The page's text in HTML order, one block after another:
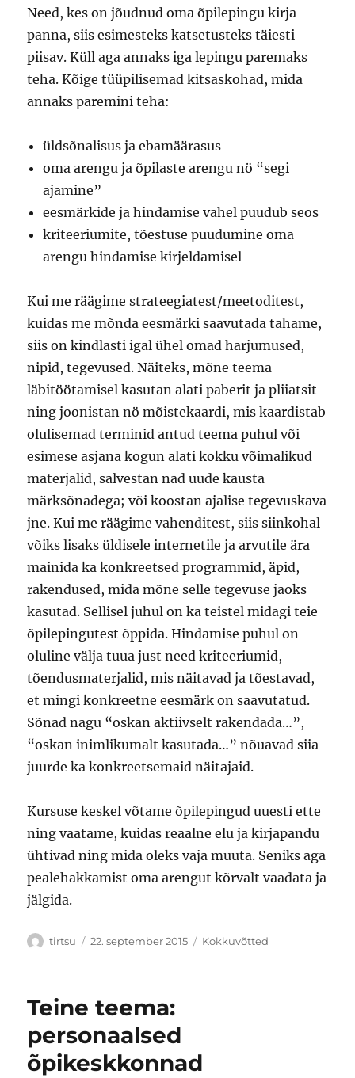
Need, kes on jõudnud oma õpilepingu kirja
panna, siis esimesteks katsetusteks täiesti
piisav. Küll aga annaks iga lepingu paremaks
teha. Kõige tüüpilisemad kitsaskohad, mida
annaks paremini teha:
üldsõnalisus ja ebamäärasus
oma arengu ja õpilaste arengu nö “segi
ajamine”
eesmärkide ja hindamise vahel puudub seos
kriteeriumite, tõestuse puudumine oma
arengu hindamise kirjeldamisel
Kui me räägime strateegiatest/meetoditest,
kuidas me mõnda eesmärki saavutada tahame,
siis on kindlasti igal ühel omad harjumused,
nipid, tegevused. Näiteks, mõne teema
läbitöötamisel kasutan alati paberit ja pliiatsit
ning joonistan nö mõistekaardi, mis kaardistab
olulisemad terminid antud teema puhul või
esimese asjana kogun alati kokku võimalikud
materjalid, salvestan nad uude kausta
märksõnadega; või koostan ajalise tegevuskava
jne. Kui me räägime vahenditest, siis siinkohal
võiks lisaks üldisele internetile ja arvutile ära
mainida ka konkreetsed programmid, äpid,
rakendused, mida mõne selle tegevuse jaoks
kasutad. Sellisel juhul on ka teistel midagi teie
õpilepingutest õppida. Hindamise puhul on
oluline välja tuua just need kriteeriumid,
tõendusmaterjalid, mis näitavad ja tõestavad,
et mingi konkreetne eesmärk on saavutatud.
Sõnad nagu “oskan aktiivselt rakendada…”,
“oskan inimlikumalt kasutada…” nõuavad siia
juurde ka konkreetsemaid näitajaid.
Kursuse keskel võtame õpilepingud uuesti ette
ning vaatame, kuidas reaalne elu ja kirjapandu
ühtivad ning mida oleks vaja muuta. Seniks aga
pealehakkamist oma arengut kõrvalt vaadata ja
jälgida.
Autor
tirtsu Postitatud
22. september 2015 Rubriigid
Kokkuvõtted
Teine teema:
personaalsed
õpikeskkonnad